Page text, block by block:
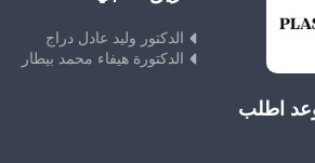
اطلب
الدكتور وليد عادل دراج
الدكتورة هيفاء محمد بيطار